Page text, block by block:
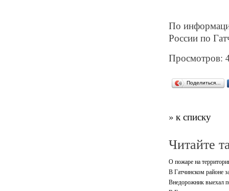
По
России по
Просмотров:
Поделиться…
» к списку
Читайте
О пожаре на
В Гатчинском районе
Внедорожник выехал